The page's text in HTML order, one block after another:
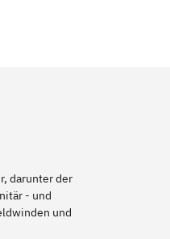
darunter der
- und
und